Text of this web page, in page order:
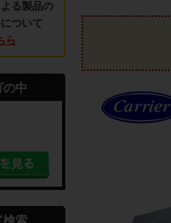
る製品の
ついて
ら
の中
検索